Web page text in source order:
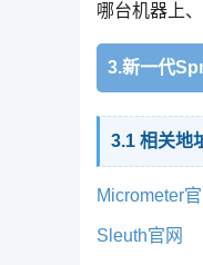
哪台机器上
3.新一代
3.1 相关地
Micrometer官
Sleuth官网